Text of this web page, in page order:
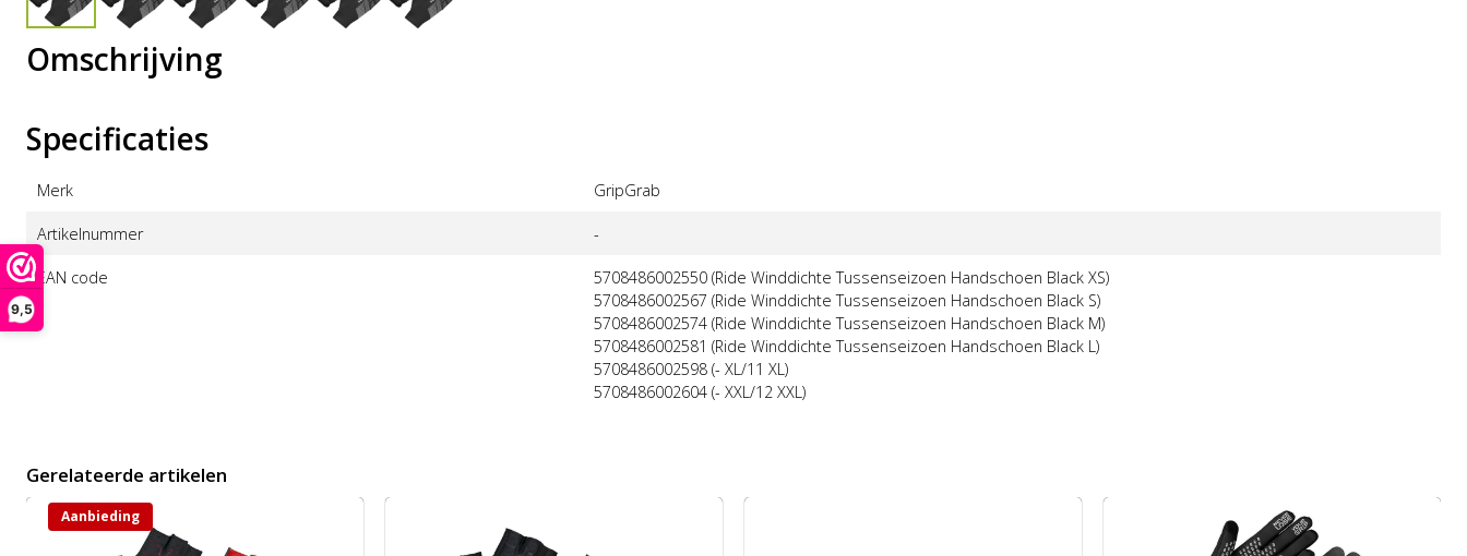
9,5
Omschrijving
Specificaties
Merk GripGrab
Artikelnummer -
EAN code
5708486002550 (Ride Winddichte Tussenseizoen Handschoen Black XS)
5708486002567 (Ride Winddichte Tussenseizoen Handschoen Black S)
5708486002574 (Ride Winddichte Tussenseizoen Handschoen Black M)
5708486002581 (Ride Winddichte Tussenseizoen Handschoen Black L)
5708486002598 (- XL/11 XL)
5708486002604 (- XXL/12 XXL)
Gerelateerde artikelen
Aanbieding